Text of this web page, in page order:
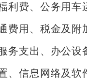
利费、公务用车
费用、税金及附
务支出、办公设
、信息网络及软